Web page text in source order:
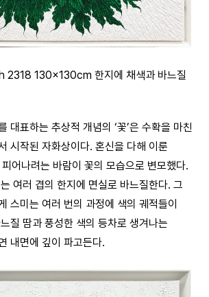
2318 130x130cm 한지에 채색과 바느질
대표하는 추상적 개념의 ‘꽃’은 수확을 마친
시작된 자화상이다. 혼신을 다해 이룬
어나려는 바람이 꽃의 모습으로 변모했다.
여러 겹의 한지에 면실로 바느질한다. 그
스미는 여러 번의 과정에 색의 궤적들이
질 땀과 풍성한 색의 등차로 생겨나는
내면에 깊이 파고든다.